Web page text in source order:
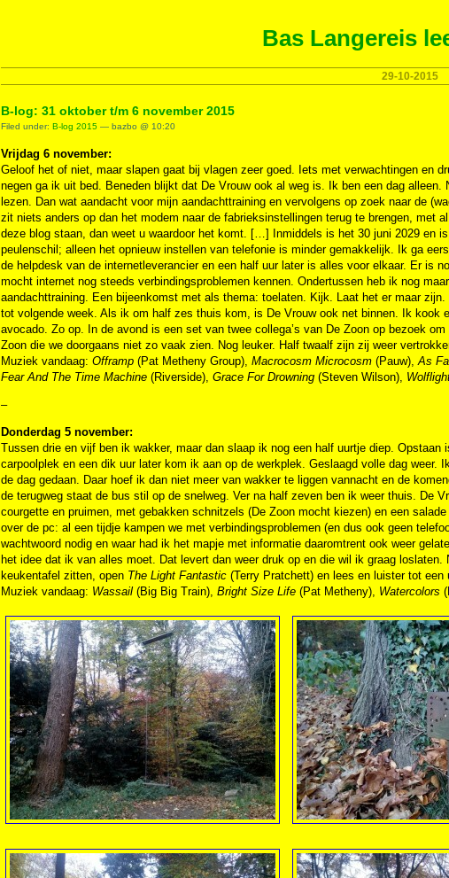
Bas Langereis
29-10-2015
B-log: 31 oktober t/m 6 november 2015
Filed under: B-log 2015 — bazbo @ 10:20
Vrijdag 6 november:
Geloof het of niet, maar slapen gaat bij vlagen zeer goed. Iets met verwachtingen en
negen ga ik uit bed. Beneden blijkt dat De Vrouw ook al weg is. Ik ben een dag
lezen. Dan wat aandacht voor mijn aandachttraining en vervolgens op zoek naar de
zit niets anders op dan het modem naar de fabrieksinstellingen terug te brengen, met
deze blog staan, dan weet u waardoor het komt. […] Inmiddels is het 30 juni 2029 en
peulenschil; alleen het opnieuw instellen van telefonie is minder gemakkelijk. Ik ga
de helpdesk van de internetleverancier en een half uur later is alles voor elkaar. Er is
mocht internet nog steeds verbindingsproblemen kennen. Ondertussen heb ik nog
aandachttraining. Een bijeenkomst met als thema: toelaten. Kijk. Laat het er maar
tot volgende week. Als ik om half zes thuis kom, is De Vrouw ook net binnen. Ik
avocado. Zo op. In de avond is een set van twee collega’s van De Zoon op bezoek
Zoon die we doorgaans niet zo vaak zien. Nog leuker. Half twaalf zijn zij weer
Muziek vandaag: Offramp (Pat Metheny Group), Macrocosm Microcosm (Pauw),As
Fear And The Time Machine (Riverside), Grace For Drowning (Steven Wilson),
–
Donderdag 5 november:
Tussen drie en vijf ben ik wakker, maar dan slaap ik nog een half uurtje diep.
carpoolplek en een dik uur later kom ik aan op de werkplek. Geslaagd volle dag
de dag gedaan. Daar hoef ik dan niet meer van wakker te liggen vannacht en de
de terugweg staat de bus stil op de snelweg. Ver na half zeven ben ik weer thuis. De
courgette en pruimen, met gebakken schnitzels (De Zoon mocht kiezen) en een
over de pc: al een tijdje kampen we met verbindingsproblemen (en dus ook geen
wachtwoord nodig en waar had ik het mapje met informatie daaromtrent ook weer
het idee dat ik van alles moet. Dat levert dan weer druk op en die wil ik graag
keukentafel zitten, open The Light Fantastic (Terry Pratchett) en lees en luister tot een
Muziek vandaag: Wassail (Big Big Train), Bright Size Life (Pat Metheny), Watercolors